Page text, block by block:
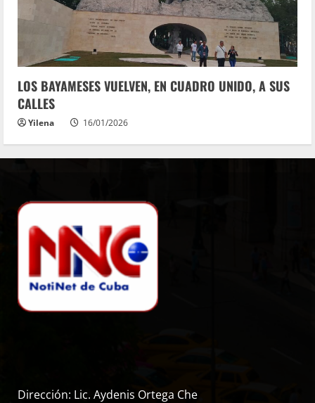
LOS BAYAMESES VUELVEN, EN CUADRO UNIDO, A SUS
CALLES
Yilena 16/01/2026
Dirección: Lic. Aydenis Ortega Che